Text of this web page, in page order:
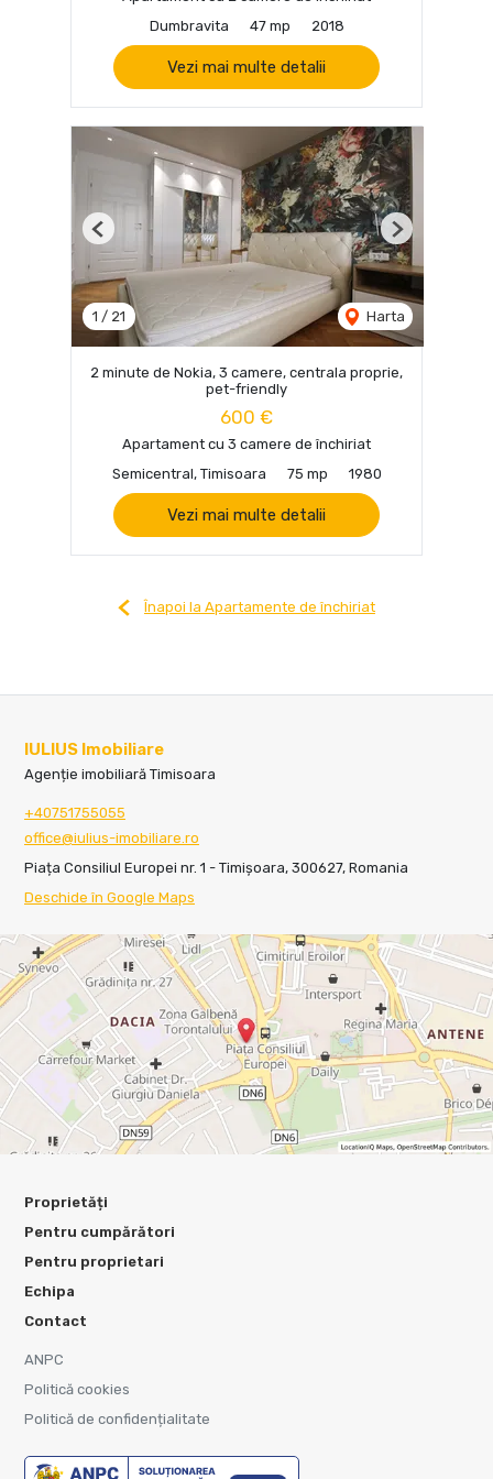
Dumbravita
47 mp 2018
Vezi mai multe detalii
1 / 21 Harta
Previous Next
2 minute de Nokia, 3 camere, centrala proprie,
pet-friendly
600 €
Apartament cu 3 camere de închiriat
Semicentral, Timisoara
75 mp 1980
Vezi mai multe detalii
Înapoi la Apartamente de închiriat
IULIUS Imobiliare
Agenție imobiliară Timisoara
+40751755055
office@iulius-imobiliare.ro
Piața Consiliul Europei nr. 1 - Timișoara, 300627, Romania
Deschide în Google Maps
Proprietăți
Pentru cumpărători
Pentru proprietari
Echipa
Contact
ANPC
Politică cookies
Politică de confidențialitate